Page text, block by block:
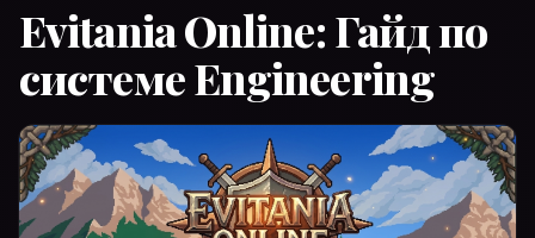
Evitania Online: Гайд по
системе Engineering